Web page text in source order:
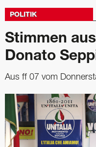
POLITIK
Stimmen
Donato
Aus ff 07 vom